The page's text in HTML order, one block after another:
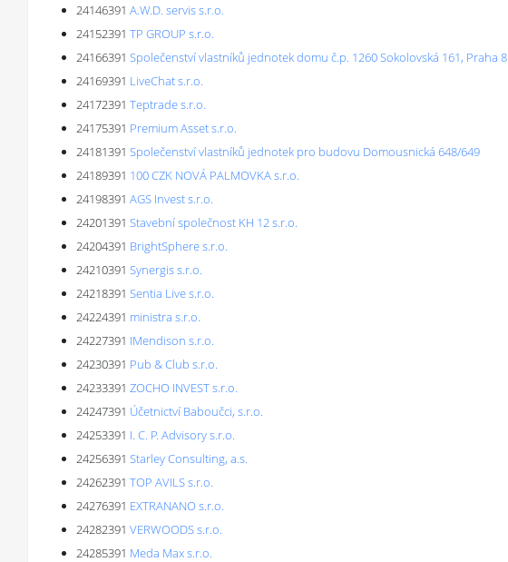
24146391 A.W.D. servis s.r.o.
24152391 TP GROUP s.r.o.
24166391 Společenství vlastníků jednotek domu č.p. 1260 Sokolovská 161, Praha 8
24169391 LiveChat s.r.o.
24172391 Teptrade s.r.o.
24175391 Premium Asset s.r.o.
24181391 Společenství vlastníků jednotek pro budovu Domousnická 648/649
24189391 100 CZK NOVÁ PALMOVKA s.r.o.
24198391 AGS Invest s.r.o.
24201391 Stavební společnost KH 12 s.r.o.
24204391 BrightSphere s.r.o.
24210391 Synergis s.r.o.
24218391 Sentia Live s.r.o.
24224391 ministra s.r.o.
24227391 IMendison s.r.o.
24230391 Pub & Club s.r.o.
24233391 ZOCHO INVEST s.r.o.
24247391 Účetnictví Baboučci, s.r.o.
24253391 I. C. P. Advisory s.r.o.
24256391 Starley Consulting, a.s.
24262391 TOP AVILS s.r.o.
24276391 EXTRANANO s.r.o.
24282391 VERWOODS s.r.o.
24285391 Meda Max s.r.o.